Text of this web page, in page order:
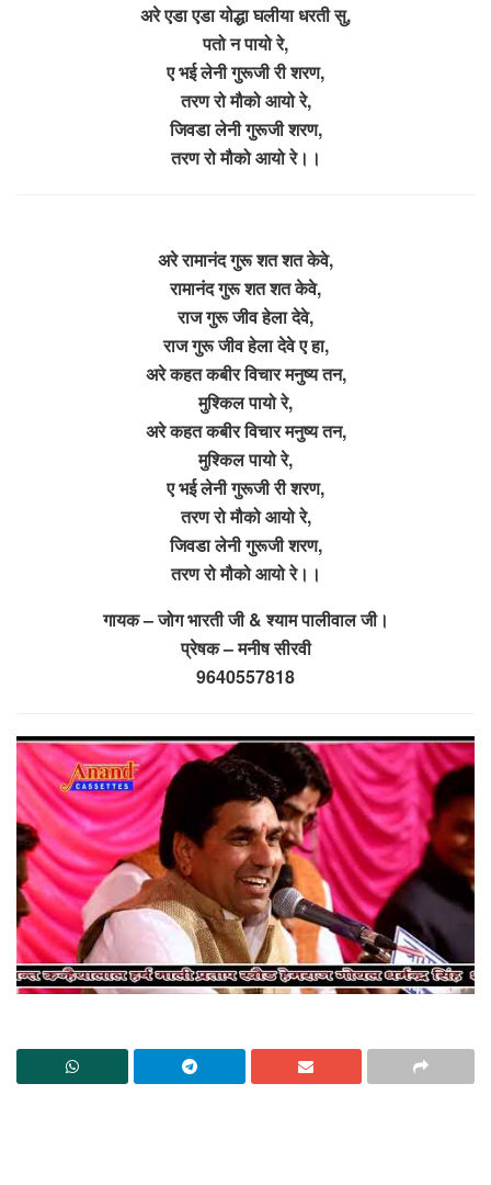
अरे एडा एडा योद्धा घलीया धरती सु,
पतो न पायो रे,
ए भई लेनी गुरूजी री शरण,
तरण रो मौको आयो रे,
जिवडा लेनी गुरूजी शरण,
तरण रो मौको आयो रे।।
अरे रामानंद गुरू शत शत केवे,
रामानंद गुरू शत शत केवे,
राज गुरू जीव हेला देवे,
राज गुरू जीव हेला देवे ए हा,
अरे कहत कबीर विचार मनुष्य तन,
मुश्किल पायो रे,
अरे कहत कबीर विचार मनुष्य तन,
मुश्किल पायो रे,
ए भई लेनी गुरूजी री शरण,
तरण रो मौको आयो रे,
जिवडा लेनी गुरूजी शरण,
तरण रो मौको आयो रे।।
गायक – जोग भारती जी & श्याम पालीवाल जी।
प्रेषक – मनीष सीरवी
9640557818